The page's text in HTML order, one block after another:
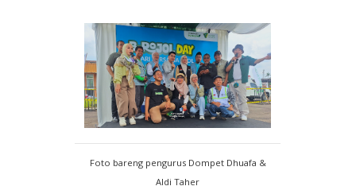
Foto bareng pengurus Dompet Dhuafa &
Aldi Taher